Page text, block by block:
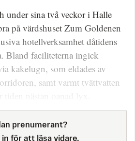
under sina två veckor i Halle
på värdshuset Zum Goldenen
hotellverksamhet dåtidens
Bland faciliteterna ingick
kakelugn, som eldades av
samt varmt tvättvatten
tiden nästan oanad lyx.
prenumerant?
in för att läsa vidare.